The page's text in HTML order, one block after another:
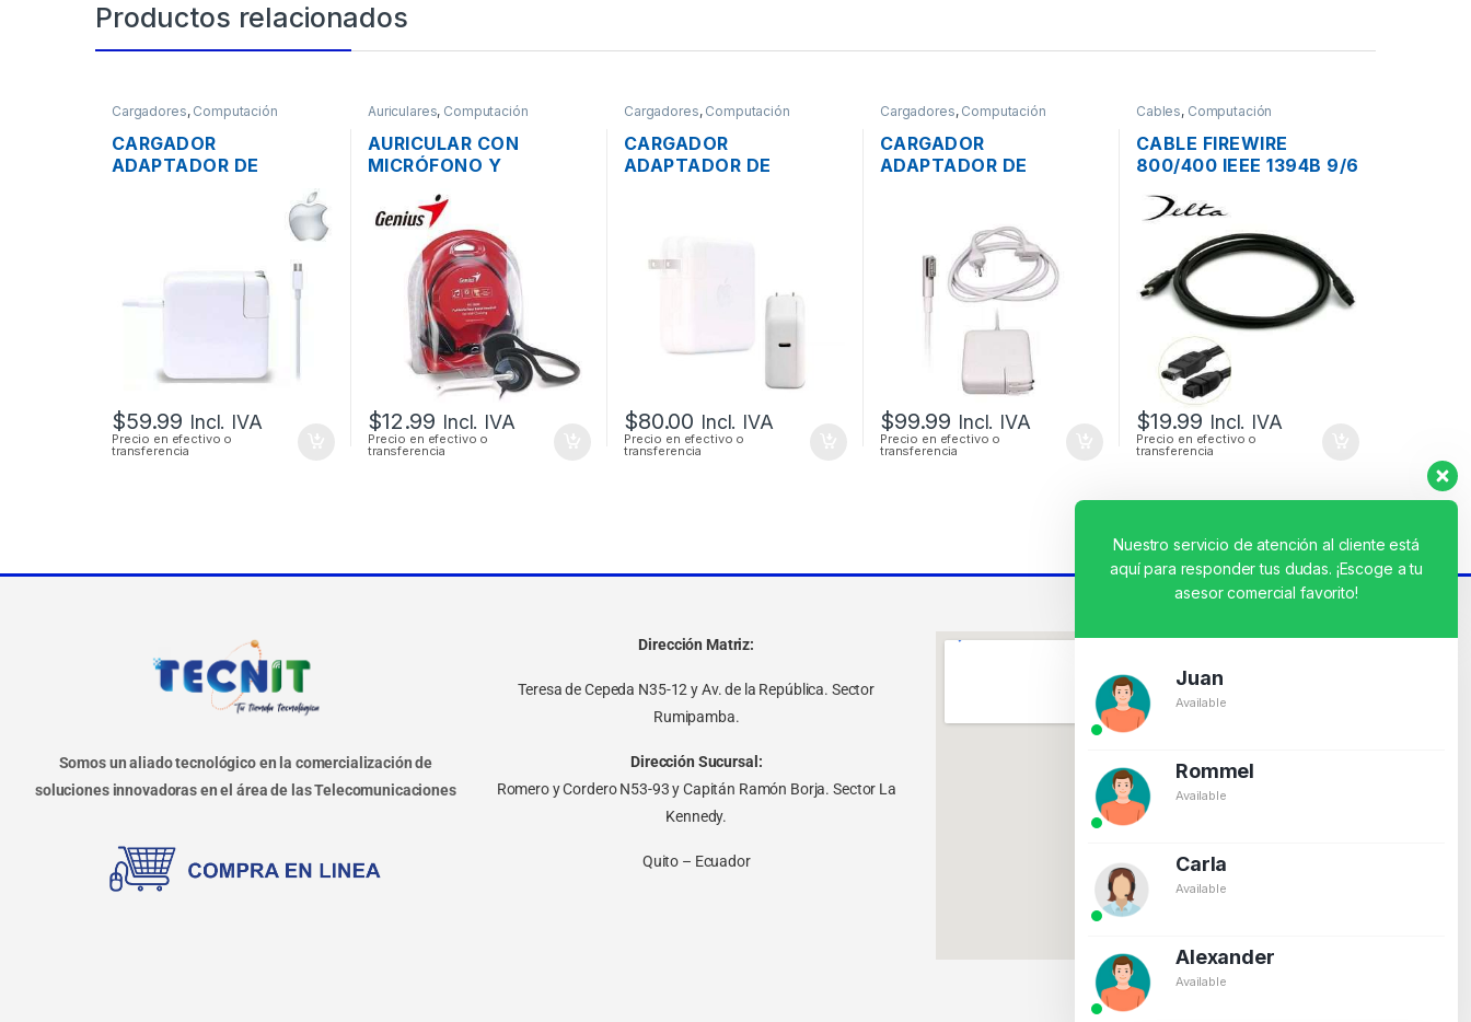
Productos relacionados
Cargadores, Computación
CARGADOR
ADAPTADOR DE
A1718 PARA MACBOOK
PRO USB-C 20V 3A 61W
$59.99 Incl. IVA
Precio en efectivo o
transferencia
Auriculares, Computación
AURICULAR CON
MICRÓFONO Y
GENIUS HS-300N PLUG
3.5MM PLEGABLE
$12.99 Incl. IVA
Precio en efectivo o
transferencia
Cargadores, Computación
CARGADOR
ADAPTADOR DE
ORIGINAL
$80.00 Incl. IVA
Precio en efectivo o
transferencia
Cargadores, Computación
CARGADOR
ADAPTADOR DE
16.5V 3.65A 60W
ORIGINAL + CABLE DE
PODER
$99.99 Incl. IVA
Precio en efectivo o
transferencia
Cables, Computación
CABLE FIREWIRE
800/400 IEEE 1394B 9/6
60CM
$19.99 Incl. IVA
Precio en efectivo o
transferencia
Somos un aliado tecnológico en la comercialización de
soluciones innovadoras en el área de las Telecomunicaciones
Dirección Matriz:
Teresa de Cepeda N35-12 y Av. de la República. Sector
Rumipamba.
Dirección Sucursal:
Romero y Cordero N53-93 y Capitán Ramón Borja. Sector La
Kennedy.
Quito – Ecuador
Nuestro servicio de atención al cliente está
aquí para responder tus dudas. ¡Escoge a tu
asesor comercial favorito!
Juan
Available
Rommel
Available
Carla
Available
Alexander
Available